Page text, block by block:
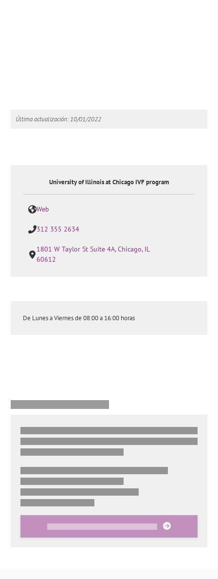
Última actualización: 10/01/2022
University of Illinois at Chicago IVF program
Web
312 355 2634
1801 W Taylor St Suite 4A, Chicago, IL
60612
De Lunes a Viernes de 08:00 a 16:00 horas